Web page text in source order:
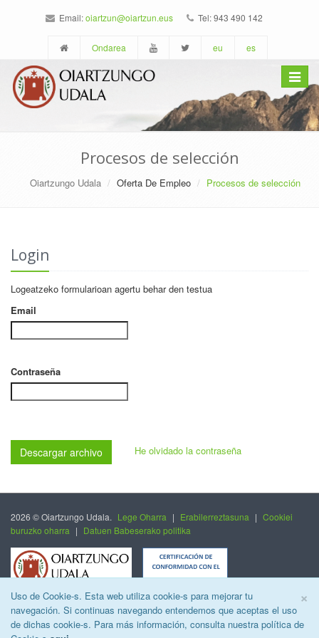
×
Uso de Cookie-s. Esta web utiliza cookie-s para mejorar tu
navegación. Si continuas navegando entendemos que aceptas el uso
de dichas cookie-s. Para más información, consulta nuestra política de
Email:oiartzun@oiartzun.eus Tel: 943 490 142
Ondarea eu es
Toggle
Procesos de selección
Oiartzungo Udala Oferta De Empleo Procesos de selección
Login
Logeatzeko formularioan agertu behar den testua
Email
Contraseña
Descargar archivo He olvidado la contraseña
2026 © Oiartzungo Udala. Lege Oharra | Erabilerreztasuna | Cookiei
buruzko oharra | Datuen Babeserako politika